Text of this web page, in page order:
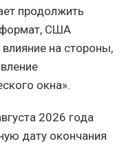
продолжить
формат, США
на стороны,
окна».
2026 года
дату окончания